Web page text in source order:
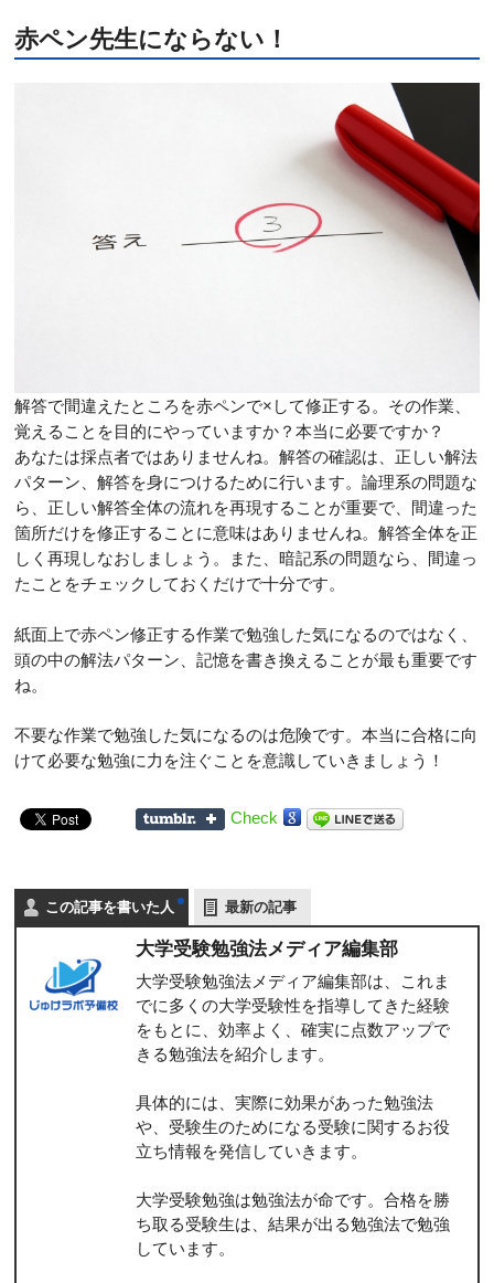
赤ペン先生にならない！
解答で間違えたところを赤ペンで×して修正する。その作業、
覚えることを目的にやっていますか？本当に必要ですか？
あなたは採点者ではありませんね。解答の確認は、正しい解法
パターン、解答を身につけるために行います。論理系の問題な
ら、正しい解答全体の流れを再現することが重要で、間違った
箇所だけを修正することに意味はありませんね。解答全体を正
しく再現しなおしましょう。また、暗記系の問題なら、間違っ
たことをチェックしておくだけで十分です。
紙面上で赤ペン修正する作業で勉強した気になるのではなく、
頭の中の解法パターン、記憶を書き換えることが最も重要です
ね。
不要な作業で勉強した気になるのは危険です。本当に合格に向
けて必要な勉強に力を注ぐことを意識していきましょう！
Check
この記事を書いた人 最新の記事
大学受験勉強法メディア編集部
大学受験勉強法メディア編集部は、これま
でに多くの大学受験性を指導してきた経験
をもとに、効率よく、確実に点数アップで
きる勉強法を紹介します。
具体的には、実際に効果があった勉強法
や、受験生のためになる受験に関するお役
立ち情報を発信していきます。
大学受験勉強は勉強法が命です。合格を勝
ち取る受験生は、結果が出る勉強法で勉強
しています。